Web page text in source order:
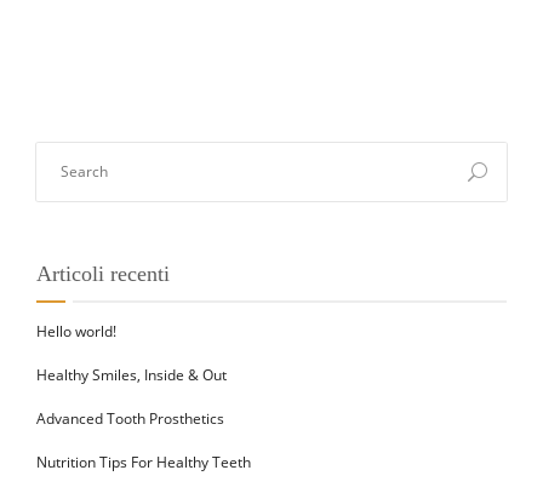
Articoli recenti
Hello world!
Healthy Smiles, Inside & Out
Advanced Tooth Prosthetics
Nutrition Tips For Healthy Teeth